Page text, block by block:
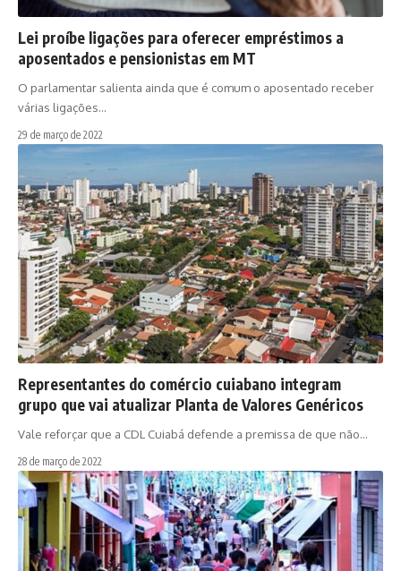
Lei proíbe ligações para oferecer empréstimos a
aposentados e pensionistas em MT
O parlamentar salienta ainda que é comum o aposentado receber
várias ligações…
29 de março de 2022
Representantes do comércio cuiabano integram
grupo que vai atualizar Planta de Valores Genéricos
Vale reforçar que a CDL Cuiabá defende a premissa de que não…
28 de março de 2022